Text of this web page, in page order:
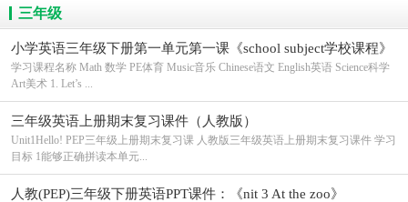
三年级
小学英语三年级下册第一单元第一课《school subject学校课程》
课件（人教版）
学习课程名称 Math 数学 PE体育 Music音乐 Chinese语文 English英语 Science科学
Art美术 1. Let’s ...
三年级英语上册期末复习课件（人教版）
Unit1Hello! PEP三年级上册期末复习课 人教版三年级英语上册期末复习课件 学习
目标 1能够正确拼读本单元...
人教(PEP)三年级下册英语PPT课件：《nit 3 At the zoo》